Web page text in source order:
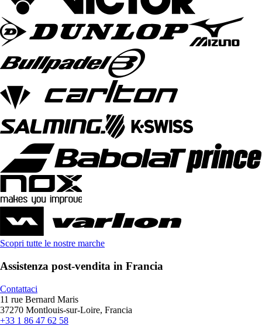
Scopri tutte le nostre marche
Assistenza post-vendita in Francia
Contattaci
11 rue Bernard Maris
37270 Montlouis-sur-Loire, Francia
+33 1 86 47 62 58